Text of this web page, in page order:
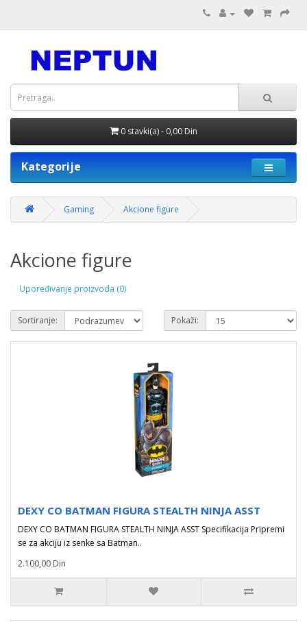
0 stavki(a) - 0,00 Din
Kategorije
Gaming Akcione figure
Akcione figure
Upoređivanje proizvoda (0)
Sortiranje: Pokaži:
DEXY CO BATMAN FIGURA STEALTH NINJA ASST
DEXY CO BATMAN FIGURA STEALTH NINJA ASST Specifikacija Pripremi
se za akciju iz senke sa Batman..
2.100,00 Din